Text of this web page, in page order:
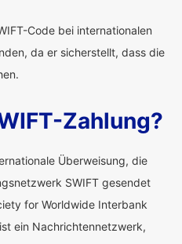
Code bei internationalen
da er sicherstellt, dass die
Zahlung?
Überweisung, die
SWIFT gesendet
for Worldwide Interbank
ein Nachrichtennetzwerk,